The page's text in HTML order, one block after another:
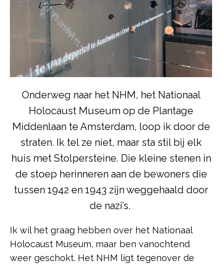
Onderweg naar het NHM, het Nationaal
Holocaust Museum op de Plantage
Middenlaan te Amsterdam, loop ik door de
straten. Ik tel ze niet, maar sta stil bij elk
huis met Stolpersteine. Die kleine stenen in
de stoep herinneren aan de bewoners die
tussen 1942 en 1943 zijn weggehaald door
de nazi’s.
Ik wil het graag hebben over het Nationaal
Holocaust Museum, maar ben vanochtend
weer geschokt. Het NHM ligt tegenover de